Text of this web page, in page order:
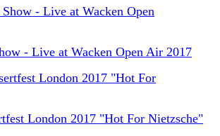
- Live at Wacken Open Air 2017
London 2017 "Hot For Nietzsche"